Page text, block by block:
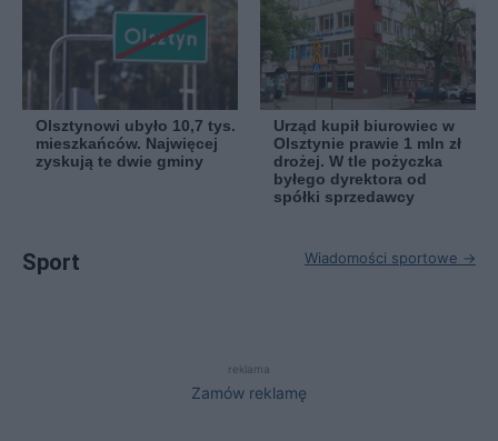
Olsztynowi ubyło 10,7 tys.
mieszkańców. Najwięcej
zyskują te dwie gminy
Urząd kupił biurowiec w
Olsztynie prawie 1 mln zł
drożej. W tle pożyczka
byłego dyrektora od
spółki sprzedawcy
Sport Wiadomości sportowe →
reklama
Zamów reklamę